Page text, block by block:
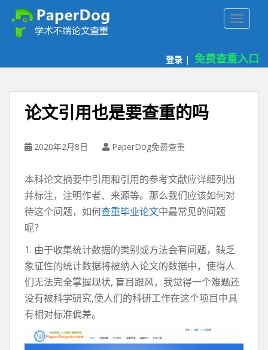
登录 | 免费查重入口
论文引用也是要查重的吗
2020年2月8日 PaperDog免费查重
本科论文摘要中引用和引用的参考文献应详细列出
并标注，注明作者、来源等。那么我们应该如何对
待这个问题，如何查重毕业论文中最常见的问题
呢？
1. 由于收集统计数据的类别或方法会有问题，缺乏
象征性的统计数据将被纳入论文的数据中，使得人
们无法完全掌握现状, 盲目跟风，我觉得一个难题还
没有被科学研究,使人们的科研工作在这个项目中具
有相对标准偏差。